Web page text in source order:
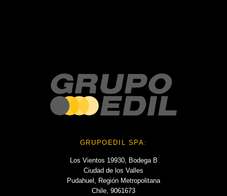
GRUPOEDIL SPA:
Los Vientos 19930, Bodega B
Ciudad de los Valles
Pudahuel, Región Metropolitana
Chile, 9061673